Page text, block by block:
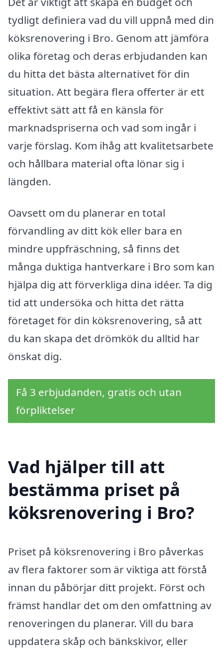
tydligt definiera vad du vill uppnå med din
köksrenovering i Bro. Genom att jämföra
olika företag och deras erbjudanden kan
du hitta det bästa alternativet för din
situation. Att begära flera offerter är ett
effektivt sätt att få en känsla för
marknadspriserna och vad som ingår i
varje förslag. Kom ihåg att kvalitetsarbete
och hållbara material ofta lönar sig i
längden.
Oavsett om du planerar en total
förvandling av ditt kök eller bara en
mindre uppfräschning, så finns det
många duktiga hantverkare i Bro som kan
hjälpa dig att förverkliga dina idéer. Ta dig
tid att undersöka och hitta det rätta
företaget för din köksrenovering, så att
du kan skapa det drömkök du alltid har
önskat dig.
Få 3 erbjudanden, gratis och utan
förpliktelser
Vad hjälper till att
bestämma priset på
köksrenovering i Bro?
Priset på köksrenovering i Bro påverkas
av flera faktorer som är viktiga att förstå
innan du påbörjar ditt projekt. Först och
främst handlar det om den omfattning av
renoveringen du planerar. Vill du bara
uppdatera skåp och bänkskivor, eller